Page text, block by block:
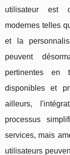
utilisateur est
modernes telles
et la
peuvent
pertinentes en
disponibles et
ailleurs,
processus
services, mais
utilisateurs